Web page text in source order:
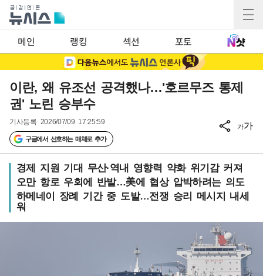
메인 랭킹 섹션 포토
이란, 왜 유조선 공격했나…'호르무즈 통제
권' 노린 승부수
기사등록 2026/07/09 17:25:59
구글에서 선호하는 매체로 추가
가가
경제 지원 기대 무산·역내 영향력 약화 위기감 커져
오만 항로 우회에 반발…美에 협상 압박하려는 의도
하메네이 장례 기간 중 도발…전쟁 승리 메시지 내세
워